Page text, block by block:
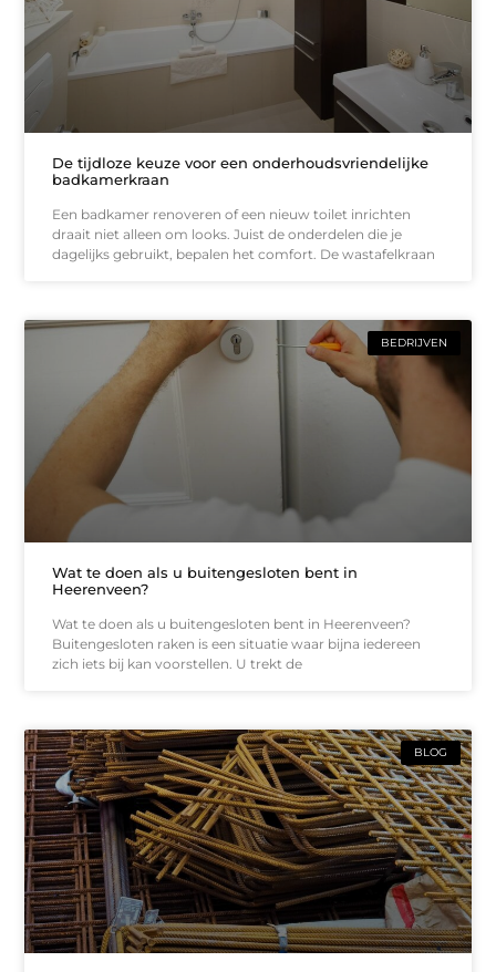
De tijdloze keuze voor een onderhoudsvriendelijke
badkamerkraan
Een badkamer renoveren of een nieuw toilet inrichten
draait niet alleen om looks. Juist de onderdelen die je
dagelijks gebruikt, bepalen het comfort. De wastafelkraan
BEDRIJVEN
Wat te doen als u buitengesloten bent in
Heerenveen?
Wat te doen als u buitengesloten bent in Heerenveen?
Buitengesloten raken is een situatie waar bijna iedereen
zich iets bij kan voorstellen. U trekt de
BLOG